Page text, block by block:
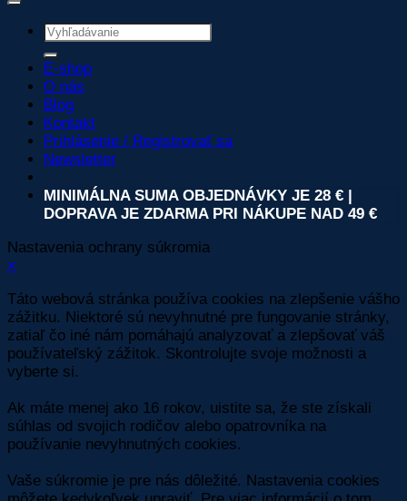
Hľadať:
E-shop
O nás
Blog
Kontakt
Prihlásenie / Registrovať sa
Newsletter
MINIMÁLNA SUMA OBJEDNÁVKY JE 28 € |
DOPRAVA JE ZDARMA PRI NÁKUPE NAD 49 €
Nastavenia ochrany súkromia
×
Táto webová stránka používa cookies na zlepšenie vášho
zážitku. Niektoré sú nevyhnutné pre fungovanie stránky,
zatiaľ čo iné nám pomáhajú analyzovať a zlepšovať váš
používateľský zážitok. Skontrolujte svoje možnosti a
vyberte si.
Ak máte menej ako 16 rokov, uistite sa, že ste získali
súhlas od svojich rodičov alebo opatrovníka na
používanie nevyhnutných cookies.
Vaše súkromie je pre nás dôležité. Nastavenia cookies